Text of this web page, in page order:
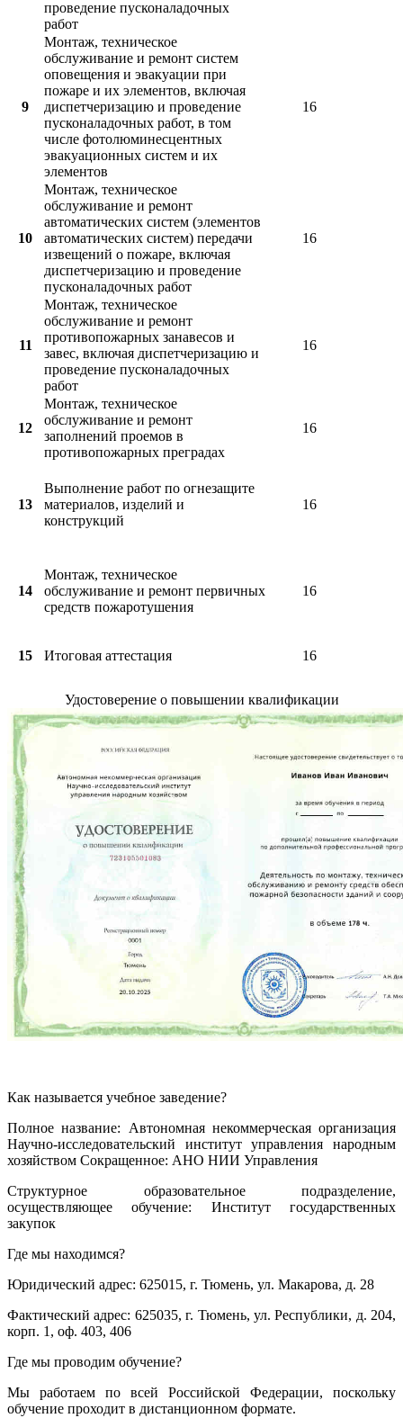
проведение пусконаладочных
работ
9
Монтаж, техническое
обслуживание и ремонт систем
оповещения и эвакуации при
пожаре и их элементов, включая
диспетчеризацию и проведение
пусконаладочных работ, в том
числе фотолюминесцентных
эвакуационных систем и их
элементов
16
10
Монтаж, техническое
обслуживание и ремонт
автоматических систем (элементов
автоматических систем) передачи
извещений о пожаре, включая
диспетчеризацию и проведение
пусконаладочных работ
16
11
Монтаж, техническое
обслуживание и ремонт
противопожарных занавесов и
завес, включая диспетчеризацию и
проведение пусконаладочных
работ
16
12
Монтаж, техническое
обслуживание и ремонт
заполнений проемов в
противопожарных преградах
16
13
Выполнение работ по огнезащите
материалов, изделий и
конструкций
16
14
Монтаж, техническое
обслуживание и ремонт первичных
средств пожаротушения
16
15 Итоговая аттестация 16
Удостоверение о повышении квалификации
Как называется учебное заведение?
Полное название: Автономная некоммерческая организация
Научно-исследовательский институт управления народным
хозяйством Сокращенное: АНО НИИ Управления
Структурное образовательное подразделение,
осуществляющее обучение: Институт государственных
закупок
Где мы находимся?
Юридический адрес: 625015, г. Тюмень, ул. Макарова, д. 28
Фактический адрес: 625035, г. Тюмень, ул. Республики, д. 204,
корп. 1, оф. 403, 406
Где мы проводим обучение?
Мы работаем по всей Российской Федерации, поскольку
обучение проходит в дистанционном формате.